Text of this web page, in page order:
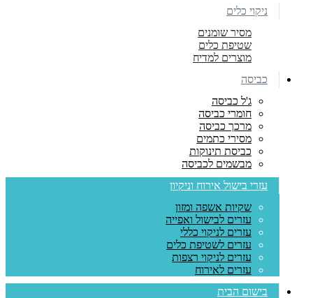
ניקוי כלים
מסיר שומנים
שטיפת כלים
מוצרים למדיח
כביסה
ג'ל כביסה
חומרי כביסה
מרכך כביסה
מסירי כתמים
כביסת תינוקות
מבשמים לכביסה
עזרי בישול אירוח וניקיון
שקיות אשפה ומזון
עזרים לבישול ואפייה
עזרים לניקוי כללי
עזרים לשטיפת כלים
עזרים לניקוי רצפות
עזרים לאירוח
בישום הבית